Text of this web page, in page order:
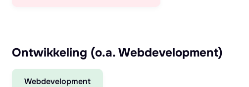
Ontwikkeling (o.a. Webdevelopment)
Webdevelopment